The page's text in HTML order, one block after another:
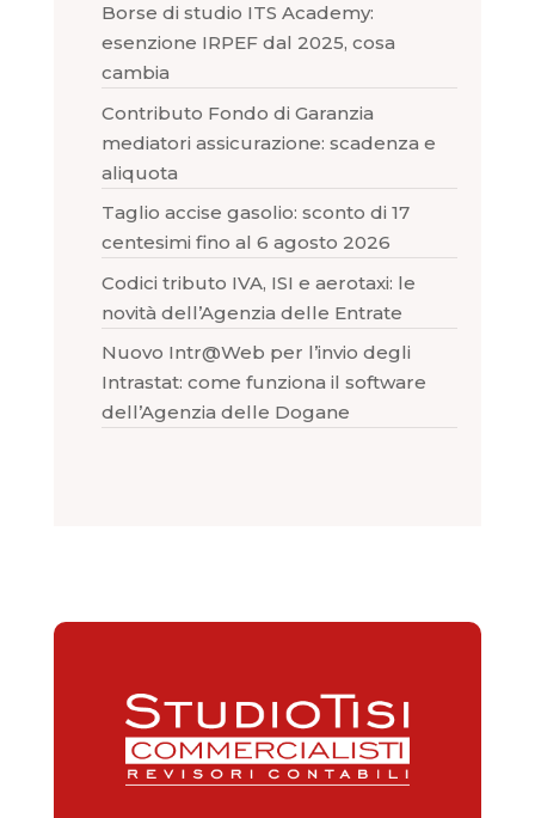
Borse di studio ITS Academy:
esenzione IRPEF dal 2025, cosa
cambia
Contributo Fondo di Garanzia
mediatori assicurazione: scadenza e
aliquota
Taglio accise gasolio: sconto di 17
centesimi fino al 6 agosto 2026
Codici tributo IVA, ISI e aerotaxi: le
novità dell’Agenzia delle Entrate
Nuovo Intr@Web per l’invio degli
Intrastat: come funziona il software
dell’Agenzia delle Dogane